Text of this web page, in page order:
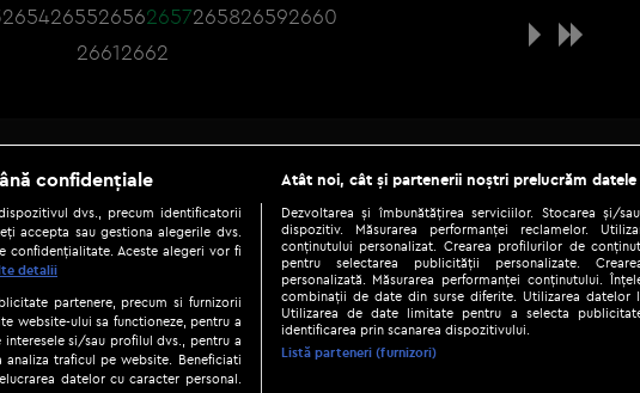
2654265526562657265826592660
26612662
Be social
Copyright © 2026 / DIGI ROMANIA S.A.
|Termeni și condiții|Politica de confidențialitate|
confidențiale
dvs., precum identificatorii
accepta sau gestiona alegerile dvs.
Aceste alegeri vor fi
detalii
partenere, precum si furnizorii
website-ului sa functioneze, pentru a
si/sau profilul dvs., pentru a
traficul pe website. Beneficiati
datelor cu caracter personal.
Atât noi, cât și partenerii noștri prelucrăm
Dezvoltarea și îmbunătățirea serviciilor. Stocarea și/
dispozitiv. Măsurarea performanței reclamelor.
conținutului personalizat. Crearea profilurilor de
pentru selectarea publicității personalizate.
personalizată. Măsurarea performanței conținutului.
combinații de date din surse diferite. Utilizarea datelor
Utilizarea de date limitate pentru a selecta
identificarea prin scanarea dispozitivului.
Listă parteneri (furnizori)